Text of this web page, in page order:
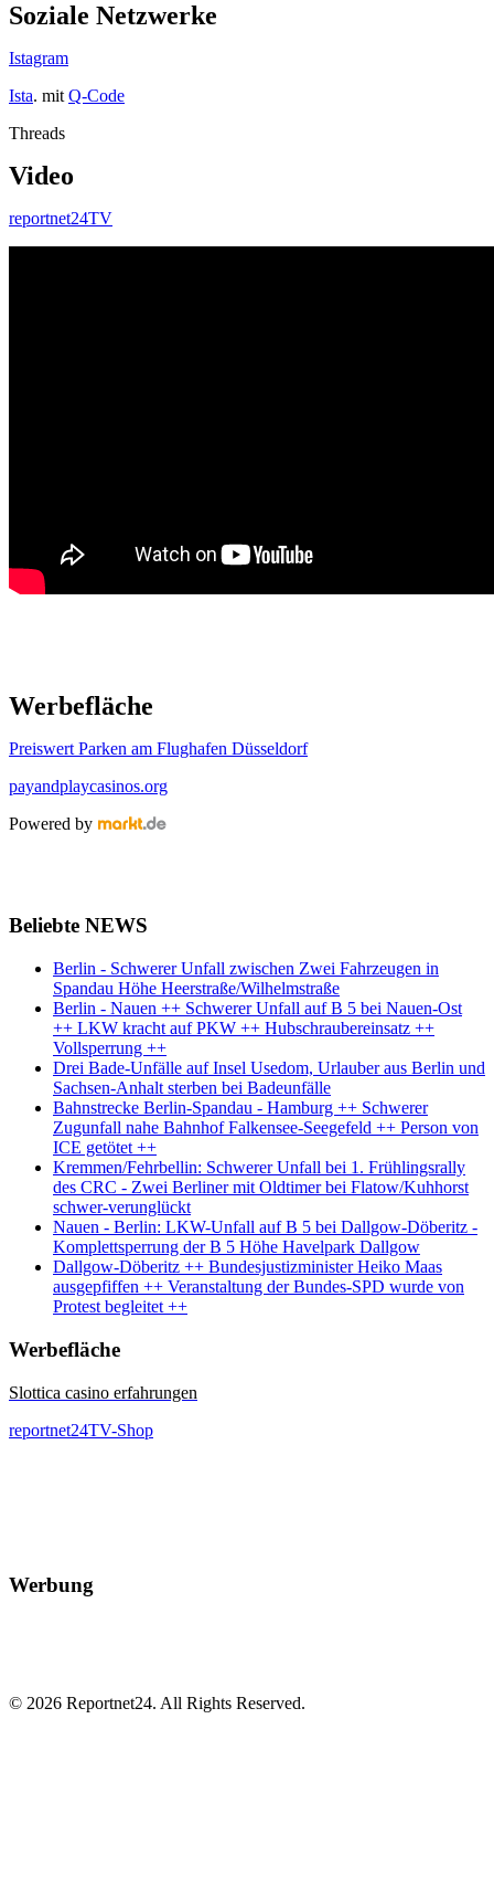
Soziale Netzwerke
Istagram
Ista. mit Q-Code
Threads
Video
reportnet24TV
Werbefläche
Preiswert Parken am Flughafen Düsseldorf
payandplaycasinos.org
Powered by
Beliebte NEWS
Berlin - Schwerer Unfall zwischen Zwei Fahrzeugen in
Spandau Höhe Heerstraße/Wilhelmstraße
Berlin - Nauen ++ Schwerer Unfall auf B 5 bei Nauen-Ost
++ LKW kracht auf PKW ++ Hubschraubereinsatz ++
Vollsperrung ++
Drei Bade-Unfälle auf Insel Usedom, Urlauber aus Berlin und
Sachsen-Anhalt sterben bei Badeunfälle
Bahnstrecke Berlin-Spandau - Hamburg ++ Schwerer
Zugunfall nahe Bahnhof Falkensee-Seegefeld ++ Person von
ICE getötet ++
Kremmen/Fehrbellin: Schwerer Unfall bei 1. Frühlingsrally
des CRC - Zwei Berliner mit Oldtimer bei Flatow/Kuhhorst
schwer-verunglückt
Nauen - Berlin: LKW-Unfall auf B 5 bei Dallgow-Döberitz -
Komplettsperrung der B 5 Höhe Havelpark Dallgow
Dallgow-Döberitz ++ Bundesjustizminister Heiko Maas
ausgepfiffen ++ Veranstaltung der Bundes-SPD wurde von
Protest begleitet ++
Werbefläche
Slottica casino erfahrungen
reportnet24TV-Shop
Werbung
© 2026 Reportnet24. All Rights Reserved.